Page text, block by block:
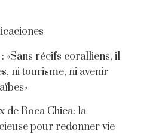
«Sans récifs coralliens, il
ni tourisme, ni avenir
de Boca Chica: la
pour redonner vie